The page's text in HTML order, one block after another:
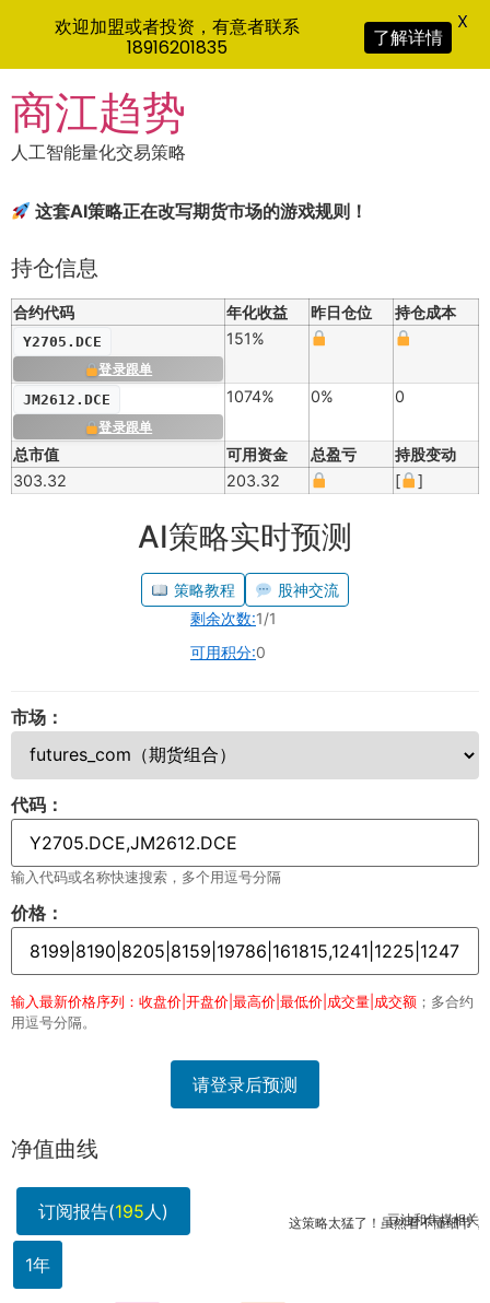
to
content
商江趋势
人工智能量化交易策略
这套AI策略正在改写期货市场的游戏规则！
持仓信息
合约代码 年化收益 昨日仓位 持仓成本
Y2705.DCE
登录跟单
151%
JM2612.DCE
登录跟单
1074% 0% 0
总市值 可用资金 总盈亏
持股变动
303.32
203.32 [ ]
AI策略实时预测
策略教程
股神交流
剩余次数:1/1
可用积分:0
市场：
代码：
输入代码或名称快速搜索，多个用逗号分隔
价格：
输入最新价格序列：收盘价|开盘价|最高价|最低价|成交量|成交额 ；多合约
用逗号分隔。
请登录后预测
净值曲线
订阅报告(195人)
1年
这策略太猛了！虽然看不懂细节，但
豆油和焦煤相关性低
欢迎加盟或者投资，有意者联系
18916201835
了解详情
X